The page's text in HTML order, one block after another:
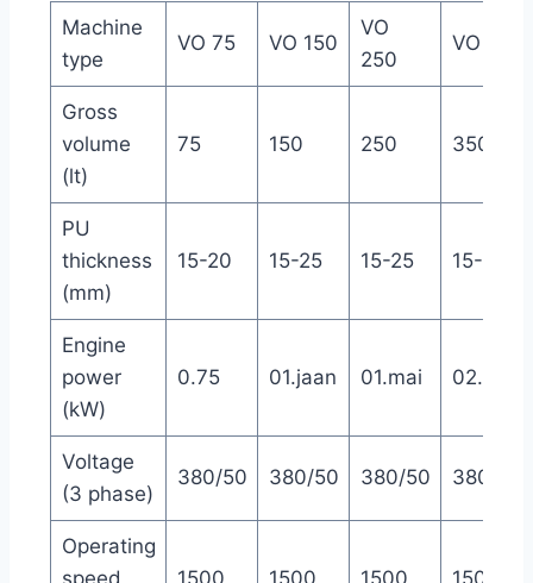
Machine
type
VO 75 VO 150
VO
250
VO 350
Gross
volume
(lt)
75 150 250 350
PU
thickness
(mm)
15-20 15-25 15-25 15-25
Engine
power
(kW)
0.75 01.jaan 01.mai
Voltage
(3 phase)
380/50 380/50 380/50 380/50
Operating